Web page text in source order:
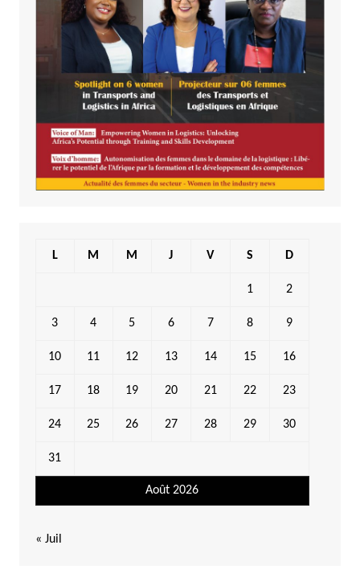
Août 2026
L M M J V S D
1 2
3 4 5 6 7 8 9
10 11 12 13 14 15 16
17 18 19 20 21 22 23
24 25 26 27 28 29 30
31
« Juil